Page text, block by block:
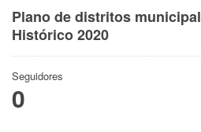
Plano de distritos
Histórico 2020
Seguidores
0